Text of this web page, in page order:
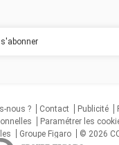
nous ?
Contact Publicité
Paramétrer les
Groupe Figaro © 2026